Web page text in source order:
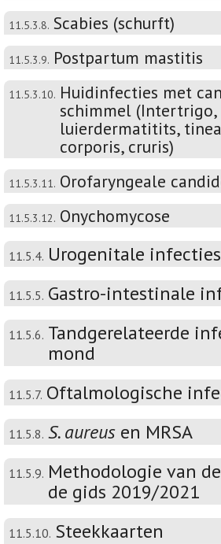
11.5.3.8. Scabies (schurft)
11.5.3.9. Postpartum mastitis
11.5.3.10. Huidinfecties met
schimmel (Intertrigo,
luierdermatitits,
corporis, cruris)
11.5.3.11. Orofaryngeale
11.5.3.12. Onychomycose
11.5.4. Urogenitale infecties
11.5.5. Gastro-intestinale
11.5.6. Tandgerelateerde
mond
11.5.7. Oftalmologische
11.5.8. S. aureus en MRSA
11.5.9. Methodologie van
de gids 2019/2021
11.5.10. Steekkaarten